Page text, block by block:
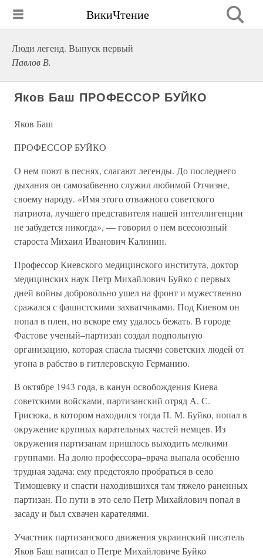
ВикиЧтение
Люди легенд. Выпуск первый
Павлов В.
Яков Баш ПРОФЕССОР БУЙКО
Яков Баш
ПРОФЕССОР БУЙКО
О нем поют в песнях, слагают легенды. До последнего
дыхания он самозабвенно служил любимой Отчизне,
своему народу. «Имя этого отважного советского
патриота, лучшего представителя нашей интеллигенции
не забудется никогда», — говорил о нем всесоюзный
староста Михаил Иванович Калинин.
Профессор Киевского медицинского института, доктор
медицинских наук Петр Михайлович Буйко с первых
дней войны добровольно ушел на фронт и мужественно
сражался с фашистскими захватчиками. Под Киевом он
попал в плен, но вскоре ему удалось бежать. В городе
Фастове ученый–партизан создал подпольную
организацию, которая спасла тысячи советских людей от
угона в рабство в гитлеровскую Германию.
В октябре 1943 года, в канун освобождения Киева
советскими войсками, партизанский отряд А. С.
Грисюка, в котором находился тогда П. М. Буйко, попал в
окружение крупных карательных частей немцев. Из
окружения партизанам пришлось выходить мелкими
группами. На долю профессора–врача выпала особенно
трудная задача: ему предстояло пробраться в село
Тимошевку и спасти находившихся там тяжело раненных
партизан. По пути в это село Петр Михайлович попал в
засаду и был схвачен карателями.
Участник партизанского движения украинский писатель
Яков Баш написал о Петре Михайловиче Буйко